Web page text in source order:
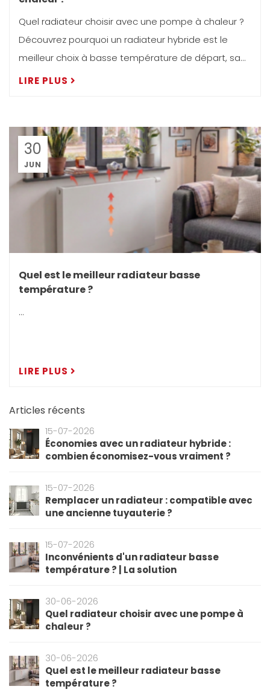
Quel radiateur choisir avec une pompe à chaleur ?
Découvrez pourquoi un radiateur hybride est le
meilleur choix à basse température de départ, sa...
LIRE PLUS
30
JUN
Quel est le meilleur radiateur basse
température ?
...
LIRE PLUS
Articles récents
15-07-2026
Économies avec un radiateur hybride :
combien économisez-vous vraiment ?
15-07-2026
Remplacer un radiateur : compatible avec
une ancienne tuyauterie ?
15-07-2026
Inconvénients d'un radiateur basse
température ? | La solution
30-06-2026
Quel radiateur choisir avec une pompe à
chaleur ?
30-06-2026
Quel est le meilleur radiateur basse
température ?